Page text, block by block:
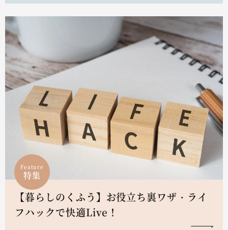
Feature
特集
【暮らしのくふう】お役立ち裏ワザ・ライ
フハックで快適Live！